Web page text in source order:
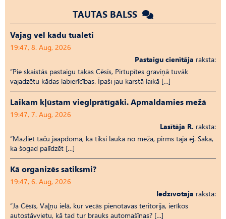
TAUTAS BALSS
Vajag vēl kādu tualeti
19:47, 8. Aug, 2026
Pastaigu cienītāja raksta:
“Pie skaistās pastaigu takas Cēsīs, Pirtupītes graviņā tuvāk
vajadzētu kādas labierīcības. Īpaši jau karstā laikā […]
Laikam kļūstam vieglprātīgāki. Apmaldamies mežā
19:47, 7. Aug, 2026
Lasītāja R. raksta:
“Mazliet taču jāapdomā, kā tiksi laukā no meža, pirms tajā ej. Saka,
ka šogad palīdzēt […]
Kā organizēs satiksmi?
19:47, 6. Aug, 2026
Iedzīvotāja raksta:
“Ja Cēsīs, Vaļņu ielā, kur vecās pienotavas teritorija, ierīkos
autostāvvietu, kā tad tur brauks automašīnas? […]